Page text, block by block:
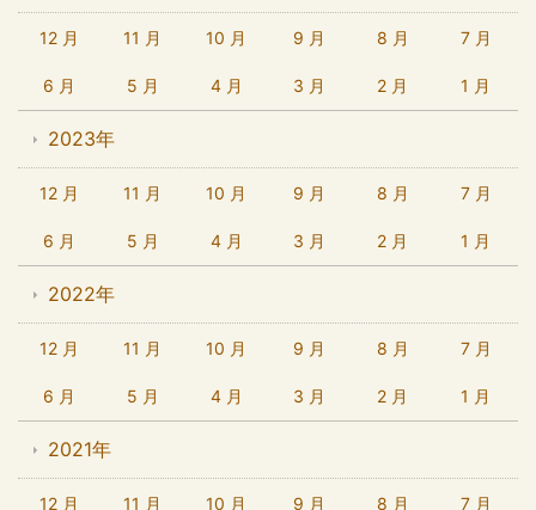
12 月 11 月 10 月 9 月 8 月 7 月
6 月 5 月 4 月 3 月 2 月 1 月
2023年
12 月 11 月 10 月 9 月 8 月 7 月
6 月 5 月 4 月 3 月 2 月 1 月
2022年
12 月 11 月 10 月 9 月 8 月 7 月
6 月 5 月 4 月 3 月 2 月 1 月
2021年
12 月 11 月 10 月 9 月 8 月 7 月